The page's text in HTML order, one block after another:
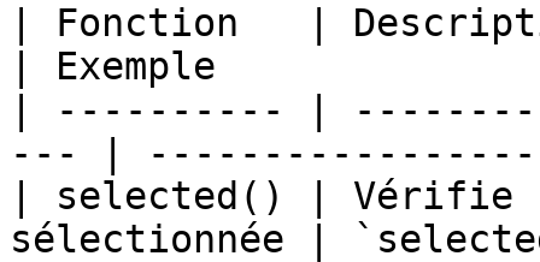
| Fonction   |
| Exemple
| ---------- |
--- |
| selected() | Vérifie
sélectionnée |